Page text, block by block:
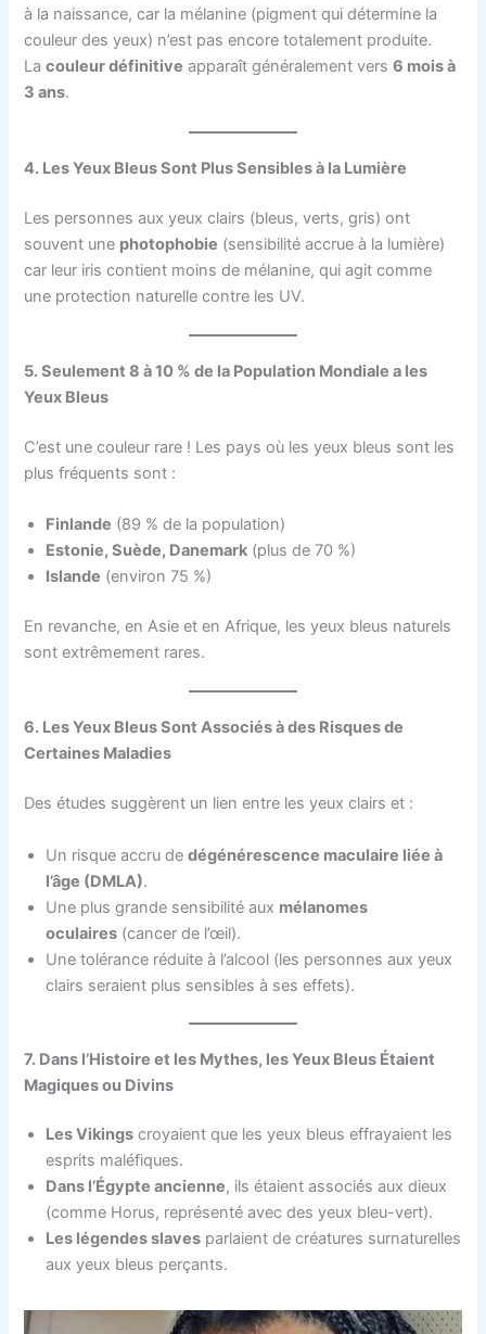
à la naissance, car la mélanine (pigment qui détermine la
couleur des yeux) n’est pas encore totalement produite.
Lacouleur définitive apparaît généralement vers6 mois à
3 ans.
4. Les Yeux Bleus Sont Plus Sensibles à la Lumière
Les personnes aux yeux clairs (bleus, verts, gris) ont
souvent une photophobie (sensibilité accrue à la lumière)
car leur iris contient moins de mélanine, qui agit comme
une protection naturelle contre les UV.
5. Seulement 8 à 10 % de la Population Mondiale a les
Yeux Bleus
C’est une couleur rare ! Les pays où les yeux bleus sont les
plus fréquents sont :
Finlande (89 % de la population)
Estonie, Suède, Danemark (plus de 70 %)
Islande (environ 75 %)
En revanche, en Asie et en Afrique, les yeux bleus naturels
sont extrêmement rares.
6. Les Yeux Bleus Sont Associés à des Risques de
Certaines Maladies
Des études suggèrent un lien entre les yeux clairs et :
Un risque accru dedégénérescence maculaire liée à
l’âge (DMLA).
Une plus grande sensibilité aux mélanomes
oculaires (cancer de l’œil).
Une tolérance réduite à l’alcool (les personnes aux yeux
clairs seraient plus sensibles à ses effets).
7. Dans l’Histoire et les Mythes, les Yeux Bleus Étaient
Magiques ou Divins
Les Vikings croyaient que les yeux bleus effrayaient les
esprits maléfiques.
Dans l’Égypte ancienne, ils étaient associés aux dieux
(comme Horus, représenté avec des yeux bleu-vert).
Les légendes slaves parlaient de créatures surnaturelles
aux yeux bleus perçants.